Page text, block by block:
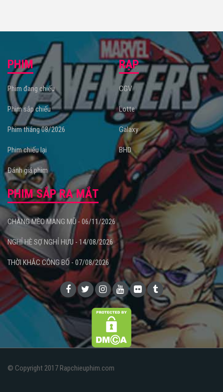
PHIM
Phim đang chiếu
Phim sắp chiếu
Phim tháng 08/2026
Phim chiếu lại
Đánh giá phim
RẠP
CGV
Lotte
Galaxy
BHD
PHIM SẮP RA MẮT
CHÀNG MÈO MANG MŨ - 06/11/2026
NGHỈ HÈ SỢ NGHỈ HƯU - 14/08/2026
THỜI KHẮC CÔNG BỐ - 07/08/2026
© Copyright 2017 Rapchieuphim.com